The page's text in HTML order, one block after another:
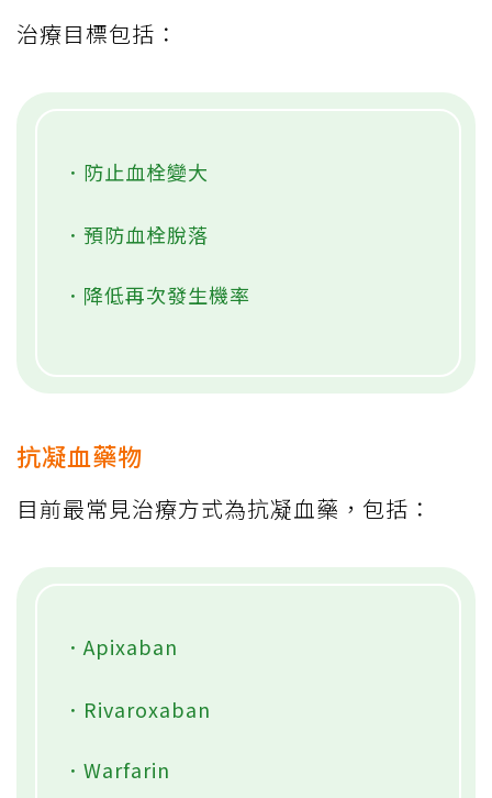
治療目標包括：
．防止血栓變大
．預防血栓脫落
．降低再次發生機率
抗凝血藥物
目前最常見治療方式為抗凝血藥，包括：
．Apixaban
．Rivaroxaban
．Warfarin